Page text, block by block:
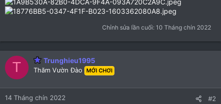
Chỉnh sửa lần cuối: 10 Tháng chín 2022
T Trunghieu1995
Thăm Vườn Đào MỚI CHƠI
14 Tháng chín 2022 #2